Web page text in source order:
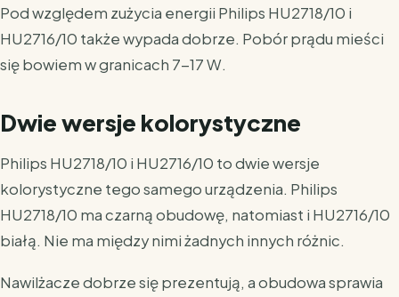
Pod względem zużycia energii Philips HU2718/10 i
HU2716/10 także wypada dobrze. Pobór prądu mieści
się bowiem w granicach 7-17 W.
Dwie wersje kolorystyczne
Philips HU2718/10 i HU2716/10 to dwie wersje
kolorystyczne tego samego urządzenia. Philips
HU2718/10 ma czarną obudowę, natomiast i HU2716/10
białą. Nie ma między nimi żadnych innych różnic.
Nawilżacze dobrze się prezentują, a obudowa sprawia